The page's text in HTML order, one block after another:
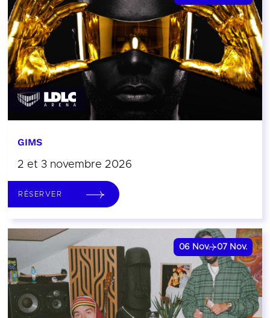
GIMS
2 et 3 novembre 2026
RÉSERVER
06 Nov. 07 Nov.